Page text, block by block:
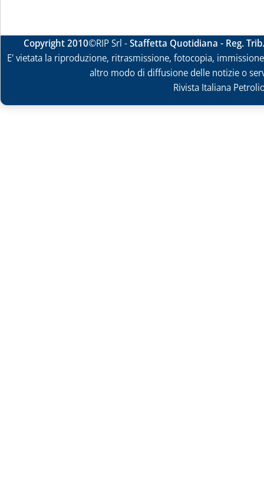
Copyright 2010©RIP Srl -Staffetta Quotidiana - Reg.
E' vietata la riproduzione, ritrasmissione, fotocopia,
altro modo di diffusione delle notizie o
Rivista Italiana